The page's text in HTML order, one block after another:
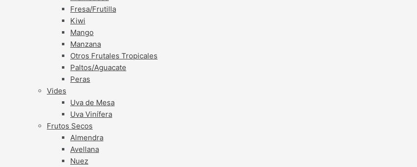
Fresa/Frutilla
Kiwi
Mango
Manzana
Otros Frutales Tropicales
Paltos/Aguacate
Peras
Vides
Uva de Mesa
Uva Vinífera
Frutos Secos
Almendra
Avellana
Nuez